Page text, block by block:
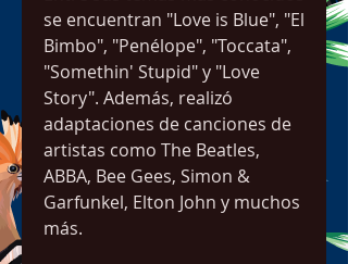
se encuentran "Love is Blue", "El
Bimbo", "Penélope", "Toccata",
"Somethin' Stupid" y "Love
Story". Además, realizó
adaptaciones de canciones de
artistas como The Beatles,
ABBA, Bee Gees, Simon &
Garfunkel, Elton John y muchos
más.